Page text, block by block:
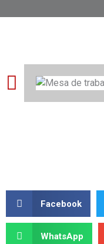
Facebook
WhatsApp